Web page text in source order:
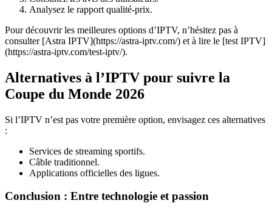
Analysez le rapport qualité-prix.
Pour découvrir les meilleures options d’IPTV, n’hésitez pas à
consulter [Astra IPTV](https://astra-iptv.com/) et à lire le [test IPTV]
(https://astra-iptv.com/test-iptv/).
Alternatives à l’IPTV pour suivre la
Coupe du Monde 2026
Si l’IPTV n’est pas votre première option, envisagez ces alternatives
:
Services de streaming sportifs.
Câble traditionnel.
Applications officielles des ligues.
Conclusion : Entre technologie et passion